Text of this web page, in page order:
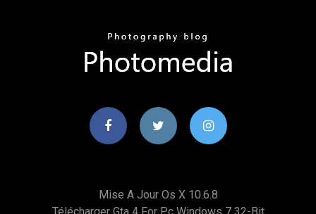
Mise A Jour Os X 10.6.8